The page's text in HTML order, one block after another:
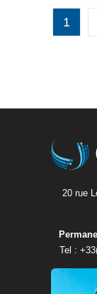
Disponible en
1
20 rue
Tel :